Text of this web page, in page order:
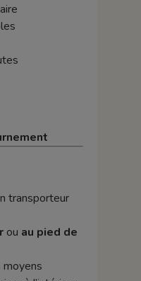
transporteur
ou au pied de